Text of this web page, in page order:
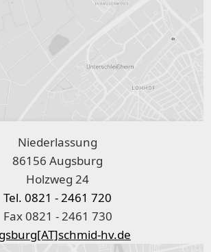
Niederlassung
86156 Augsburg
Holzweg 24
Tel. 0821 - 2461 720
Fax 0821 - 2461 730
hv.de